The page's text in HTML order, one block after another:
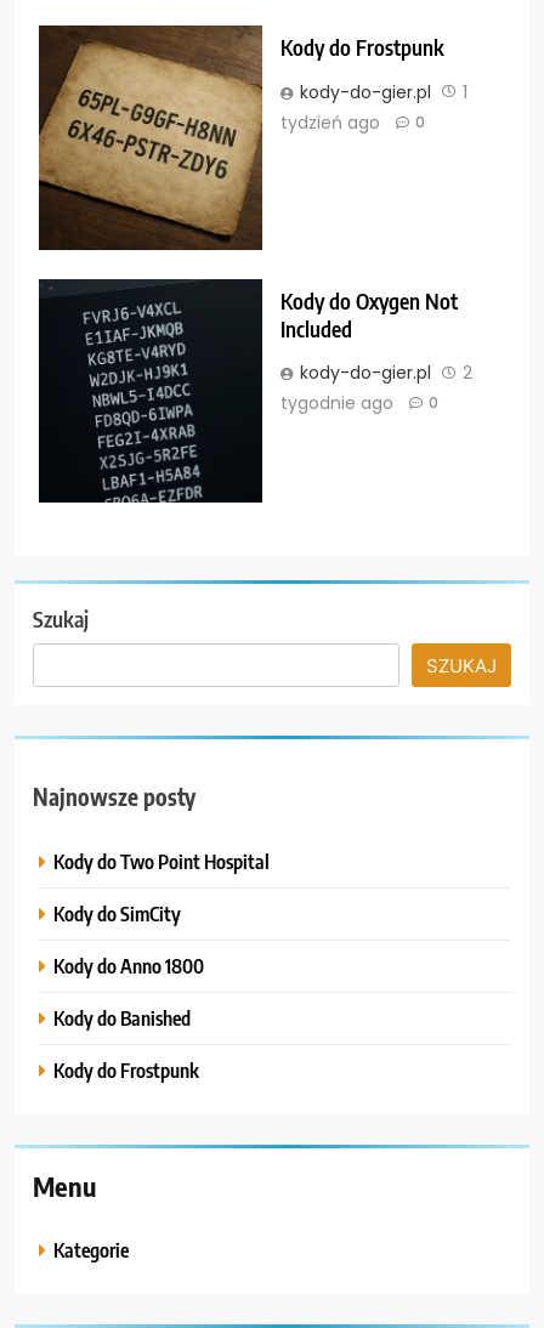
Kody do Frostpunk
kody-do-gier.pl
1
tydzień ago
0
Kody do Oxygen Not
Included
kody-do-gier.pl
2
tygodnie ago
0
Szukaj
SZUKAJ
Najnowsze posty
Kody do Two Point Hospital
Kody do SimCity
Kody do Anno 1800
Kody do Banished
Kody do Frostpunk
Menu
Kategorie